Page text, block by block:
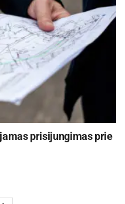
prisijungimas prie